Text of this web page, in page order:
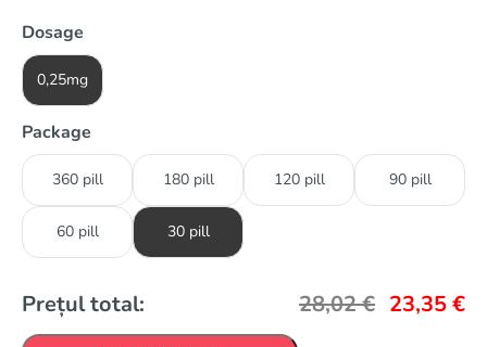
Dosage
0,25mg
Package
360 pill 180 pill 120 pill 90 pill
60 pill 30 pill
Prețul total: 28,02€ 23,35€